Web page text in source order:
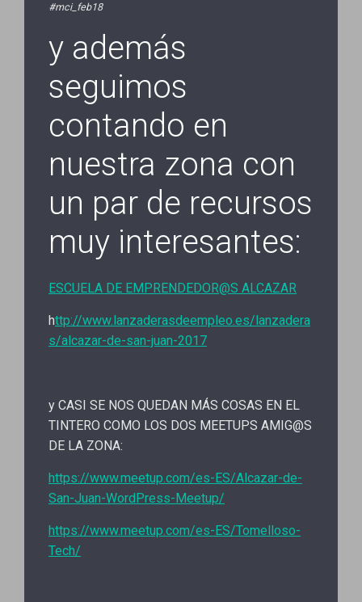
#mci_feb18
y además
seguimos
contando en
nuestra zona con
un par de recursos
muy interesantes:
ESCUELA DE EMPRENDEDOR@S ALCAZAR
http://www.lanzaderasdeempleo.es/lanzadera
s/alcazar-de-san-juan-2017
y CASI SE NOS QUEDAN MÁS COSAS EN EL
TINTERO COMO LOS DOS MEETUPS AMIG@S
DE LA ZONA:
https://www.meetup.com/es-ES/Alcazar-de-
San-Juan-WordPress-Meetup/
https://www.meetup.com/es-ES/Tomelloso-
Tech/